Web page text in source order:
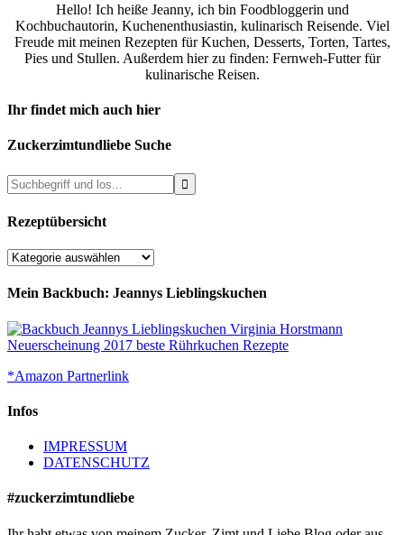
Hello! Ich heiße Jeanny, ich bin Foodbloggerin und
Kochbuchautorin, Kuchenenthusiastin, kulinarisch Reisende. Viel
Freude mit meinen Rezepten für Kuchen, Desserts, Torten, Tartes,
Pies und Stullen. Außerdem hier zu finden: Fernweh-Futter für
kulinarische Reisen.
Ihr findet mich auch hier
Zuckerzimtundliebe Suche
Rezeptübersicht
Rezeptübersicht
Mein Backbuch: Jeannys Lieblingskuchen
*Amazon Partnerlink
Infos
IMPRESSUM
DATENSCHUTZ
#zuckerzimtundliebe